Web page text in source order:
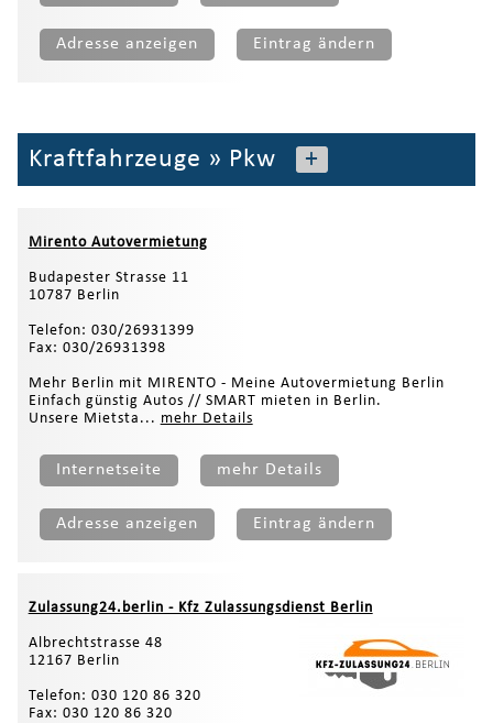
Adresse anzeigen Eintrag ändern
Kraftfahrzeuge » Pkw +
Mirento Autovermietung
Budapester Strasse 11
10787 Berlin
Telefon: 030/26931399
Fax: 030/26931398
Mehr Berlin mit MIRENTO - Meine Autovermietung Berlin
Einfach günstig Autos // SMART mieten in Berlin.
Unsere Mietsta... mehr Details
Internetseite mehr Details
Adresse anzeigen Eintrag ändern
Zulassung24.berlin - Kfz Zulassungsdienst Berlin
Albrechtstrasse 48
12167 Berlin
Telefon: 030 120 86 320
Fax: 030 120 86 320